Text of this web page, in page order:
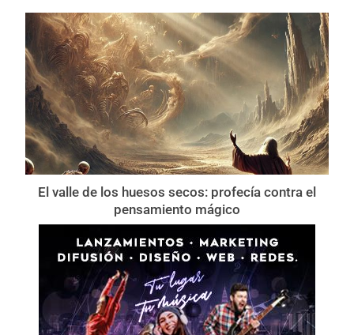
El valle de los huesos secos: profecía contra el
pensamiento mágico